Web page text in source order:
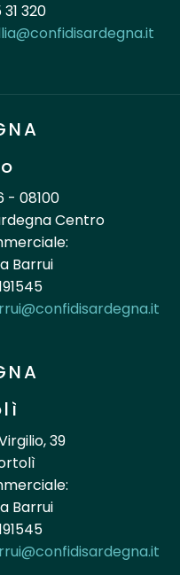
320
- 08100
Centro
Barrui
39
Barrui